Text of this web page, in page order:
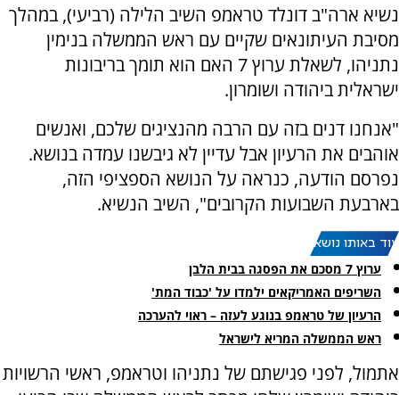
נשיא ארה"ב דונלד טראמפ השיב הלילה (רביעי), במהלך
מסיבת העיתונאים שקיים עם ראש הממשלה בנימין
נתניהו, לשאלת ערוץ 7 האם הוא תומך בריבונות
ישראלית ביהודה ושומרון.
"אנחנו דנים בזה עם הרבה מהנציגים שלכם, ואנשים
אוהבים את הרעיון אבל עדיין לא גיבשנו עמדה בנושא.
נפרסם הודעה, כנראה על הנושא הספציפי הזה,
בארבעת השבועות הקרובים", השיב הנשיא.
עוד באותו נושא:
ערוץ 7 מסכם את הפסגה בבית הלבן
השריפים האמריקאים ילמדו על 'כבוד המת'
הרעיון של טראמפ בנוגע לעזה – ראוי להערכה
ראש הממשלה המריא לישראל
אתמול, לפני פגישתם של נתניהו וטראמפ, ראשי הרשויות